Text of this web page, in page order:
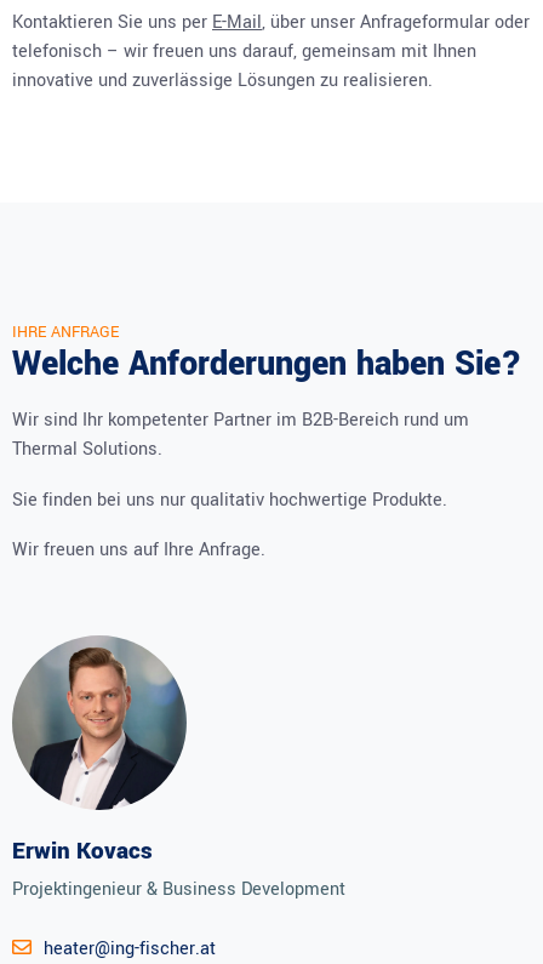
Kontaktieren Sie uns per E-Mail, über unser Anfrageformular oder
telefonisch – wir freuen uns darauf, gemeinsam mit Ihnen
innovative und zuverlässige Lösungen zu realisieren.
IHRE ANFRAGE
Welche Anforderungen haben Sie?
Wir sind Ihr kompetenter Partner im B2B-Bereich rund um
Thermal Solutions.
Sie finden bei uns nur qualitativ hochwertige Produkte.
Wir freuen uns auf Ihre Anfrage.
Erwin Kovacs
Projektingenieur & Business Development
heater@ing-fischer.at